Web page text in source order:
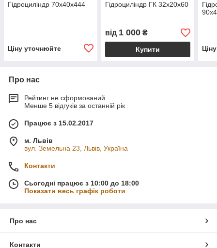
Гідроциліндр 70х40х444
Ціну уточнюйте
Гідроциліндр ГК 32х20х60
від 1 000₴
Купити
Про нас
Рейтинг не сформований
Менше 5 відгуків за останній рік
Працює з 15.02.2017
м. Львів
вул. Земельна 23, Львів, Україна
Контакти
Сьогодні працює з 10:00 до 18:00
Показати весь графік роботи
Про нас
Контакти